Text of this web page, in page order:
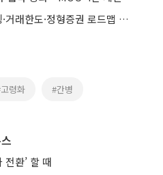
STO 하위법규 예상안, 풀링·거래한도·정형증권 로드맵 제시
령화 #간병
환’ 할 때